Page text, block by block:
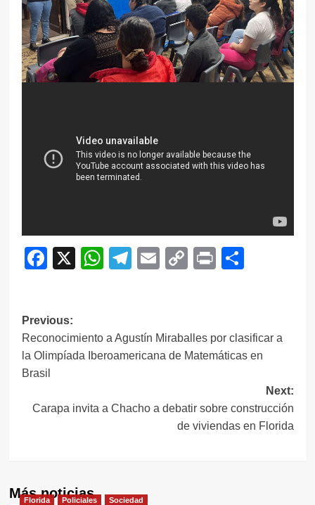
Facebook
X WhatsApp
Telegram
EmailCopy
Print
Navegación
de
entradas
Previous:
Reconocimiento a Agustín Miraballes por clasificar a
la Olimpíada Iberoamericana de Matemáticas en
Brasil
Next:
Carapa invita a Chacho a debatir sobre construcción
de viviendas en Florida
Más noticias
Florida Policiales Sociedad